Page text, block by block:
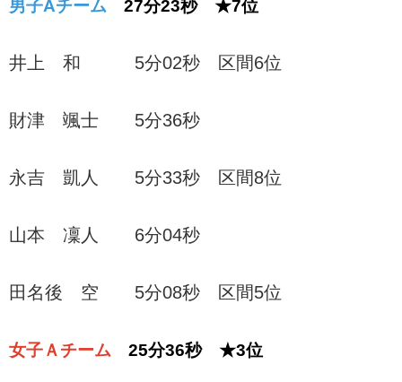
男子Aチーム 27分23秒 ★7位
井上 和 5分02秒 区間6位
財津 颯士 5分36秒
永吉 凱人 5分33秒 区間8位
山本 凜人 6分04秒
田名後 空 5分08秒 区間5位
女子Ａチーム 25分36秒 ★3位